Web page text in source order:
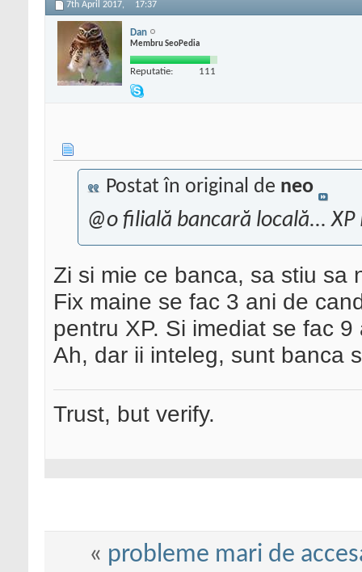
7th April 2017, 17:37
Dan
Membru SeoPedia
Reputatie: 111
Postat în original de neo
@o filială bancară locală... XP
Zi si mie ce banca, sa stiu sa
Fix maine se fac 3 ani de
pentru XP. Si imediat se fac
Ah, dar ii inteleg, sunt banca
Trust, but verify.
« probleme mari de